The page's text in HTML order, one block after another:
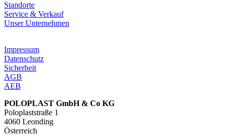
Standorte
Service & Verkauf
Unser Unternehmen
Impressum
Datenschutz
Sicherheit
AGB
AEB
POLOPLAST GmbH & Co KG
Poloplaststraße 1
4060 Leonding
Österreich